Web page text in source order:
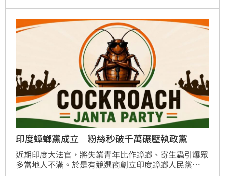
天撰文寫下《誰，不要和平？》他在文中提到，沒有人
不要和平，關鍵是和平之外，民主自由，是否安在？
印度蟑螂黨成立 粉絲秒破千萬碾壓執政黨
近期印度大法官，將失業青年比作蟑螂、寄生蟲引爆眾
多當地人不滿。於是有競選商創立印度蟑螂人民黨